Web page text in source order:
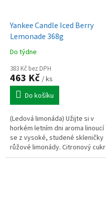
Yankee Candle Iced Berry
Lemonade 368g
Do týdne
383 Kč bez DPH
463 Kč / ks
Do košíku
(Ledová limonáda) Užijte si v
horkém letním dni aroma linoucí
se z vysoké, studené skleničky
růžové limonády. Citronový cukr
se mísí s rubínově červeným